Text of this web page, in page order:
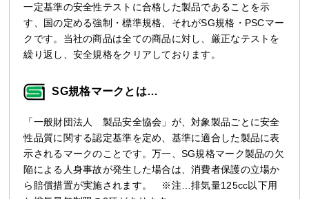
一定基準の安全性テストに合格した製品であることを示
す、国の定める強制・標準規格、それがSG規格・PSCマー
クです。当社の商品は全ての商品に対し、厳正なテストを
繰り返し、安全規格をクリアしております。
SG規格マークとは…
「一般財団法人 製品安全協会」が、対象製品ごとに安全
性品質に関する認定基準を定め、基準に適合した製品に表
示されるマークのことです。万一、SG規格マーク製品の欠
陥による人身事故が発生した場合は、消費者保護の立場か
ら賠償措置が実施されます。 ※注…排気量125cc以下用